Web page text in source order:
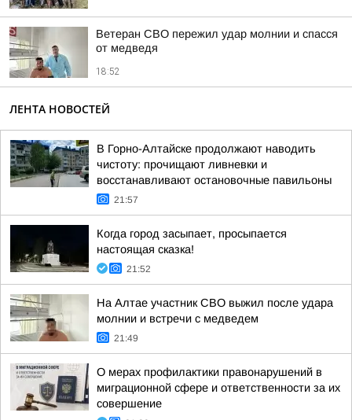
Ветеран СВО пережил удар молнии и спасся
от медведя
18:52
ЛЕНТА НОВОСТЕЙ
В Горно-Алтайске продолжают наводить
чистоту: прочищают ливневки и
восстанавливают остановочные павильоны
21:57
Когда город засыпает, просыпается
настоящая сказка!
21:52
На Алтае участник СВО выжил после удара
молнии и встречи с медведем
21:49
О мерах профилактики правонарушений в
миграционной сфере и ответственности за их
совершение